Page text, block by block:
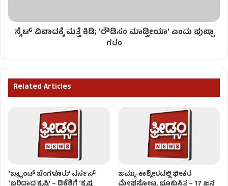
ಸೈಟ್ ವಿವಾದಕ್ಕೆ ಮತ್ತೆ ಕಿಡಿ; 'ರೌಡಿಸಂ ಮಾಡ್ತೀಯಾ' ಎಂದು ಪುಷ್ಪಾ
ಗರಂ
Related Articles
‘ಬ್ರ್ಯಾಂಡ್ ಬೆಂಗಳೂರು’ ವರ್ಸಸ್
ಜಮ್ಮು-ಕಾಶ್ಮೀರದಲ್ಲಿ ಭೀಕರ